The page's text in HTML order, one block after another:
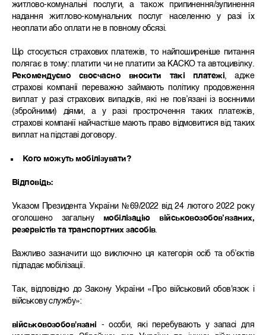
житлово-комунальні послуги, а також припинення/зупинення
надання житлово-комунальних послуг населенню у разі їх
неоплати або оплати не в повному обсязі.
Що стосується страхових платежів, то найпоширеніше питання
полягає в тому: платити чи не платити за КАСКО та автоцивілку.
Рекомендуємо своєчасно вносити такі платежі, адже
страхові компанії переважно займають політику продовження
виплат у разі страхових випадків, які не повʼязані із воєнними
(збройними) діями, а у разі прострочення таких платежів,
страхові компанії найчастіше мають право відмовитися від таких
виплат на підставі договору.
Кого можуть мобілізувати?
Відповідь:
Указом Президента України №69/2022 від 24 лютого 2022 року
оголошено загальну мобілізацію військовозобов’язаних,
резервістів та транспортних засобів.
Важливо зазначити що виключно ця категорія осіб та обʼєктів
підпадає мобілізації.
Так, відповідно до Закону України «Про військовий обов'язок і
військову службу»:
військовозобов'язані - особи, які перебувають у запасі для